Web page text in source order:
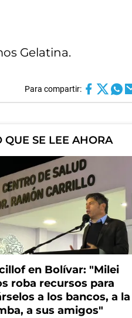
Gelatina.
Para compartir:
QUE SE LEE AHORA
en Bolívar: "Milei
roba recursos para
a los bancos, a la
a sus amigos"